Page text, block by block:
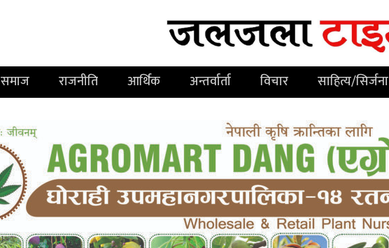
समाज राजनीति आर्थिक अन्तर्वार्ता विचार साहित्य/सिर्जना